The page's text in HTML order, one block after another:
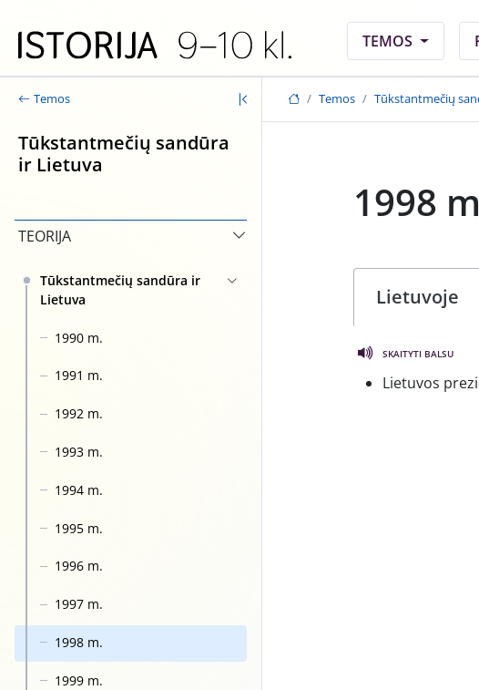
TEMOS
Temos
Tūkstantmečių sandūra
ir Lietuva
TEORIJA
Tūkstantmečių sandūra ir
Lietuva
1990 m.
1991 m.
1992 m.
1993 m.
1994 m.
1995 m.
1996 m.
1997 m.
1998 m.
1999 m.
Temos Tūkstantmečių
1998
Lietuvoje
SKAITYTI BALSU
Lietuvos